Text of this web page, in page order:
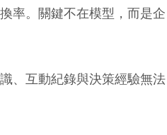
率。關鍵不在模型，而是企
、互動紀錄與決策經驗無法